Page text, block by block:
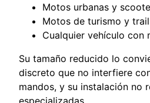
Motos urbanas y
Motos de turismo y
Cualquier vehículo con
Su tamaño reducido lo
discreto que no interfiere
mandos, y su instalación no
especializadas.